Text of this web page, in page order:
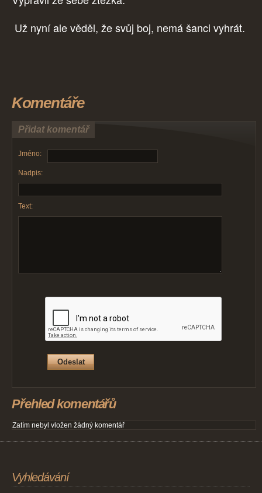
Už nyní ale věděl, že svůj boj, nemá šanci vyhrát.
Komentáře
Přidat komentář
Jméno:
Nadpis:
Text:
Přehled komentářů
Zatím nebyl vložen žádný komentář
Vyhledávání